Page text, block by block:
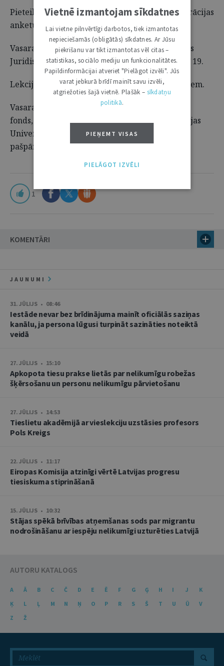
Pieteikšanās līdz 18. augustam, aizpildot reģistrācijas
anketu
ŠEIT.
Vasaras skola norisināsies Latvijas Universitātes
Juridiskās fakultātes telpās, Rīgā, Raiņa bulvārī 19.
Lekciju cikls paredzēts tiesību zinātņu studentiem.
Vasaras skolu organizē Profesora Kārļa Dišlera
fonds, zvērinātu advokātu birojs COBALT, Latvijas
Universitātes Juridiskās fakultātes Studentu
pašpārvalde un ELSA Latvija.
1
KOMENTĀRI
JAUNUMI
31. JŪLIJS • 08:46
Iestāde nevar bez brīdinājuma mainīt oficiālās saziņas
kanālu, ja persona lūgusi turpināt sazināties noteiktā
veidā
27. JŪLIJS • 15:10
Apkopota tiesu prakse lietās par nelikumīgu robežas
šķērsošanu un personu nelikumīgu pārvietošanu
27. JŪLIJS • 14:53
Tieslietu akadēmijā ar vieslekciju uzstāsies profesors
Pols Kreigs
22. JŪLIJS • 11:17
Eiropas Komisija atzinīgi vērtē Latvijas progresu
tiesiskuma stiprināšanā
15. JŪLIJS • 10:32
Stājas spēkā brīvības atņemšanas sods par migrantu
nodrošināšanu ar iespēju nelikumīgi uzturēties Latvijā
AUTORU KATALOGS
A Ā B C Č D E Ē F G Ģ H I J
K
Ķ
L Ļ M N Ņ O P R S Š T U Ū
V
Z
Ž
Vietnē izmantojam sīkdatnes
Lai vietne pilnvērtīgi darbotos, tiek izmantotas
nepieciešamās (obligātās) sīkdatnes. Ar Jūsu
piekrišanu var tikt izmantotas vēl citas –
statistikas, sociālo mediju un funkcionalitātes.
Papildinformācijai atveriet "Pielāgot izvēli". Jūs
varat jebkurā brīdī mainīt savu izvēli,
atgriežoties šajā vietnē. Plašāk – sīkdatņu
politikā.
PIEŅEMT VISAS
PIELĀGOT IZVĒLI